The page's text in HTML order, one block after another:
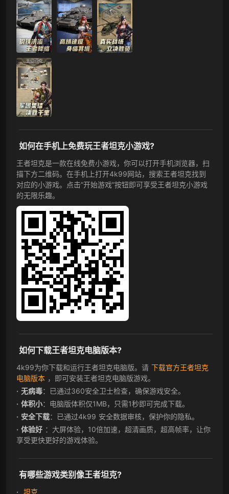
如何在手机上免费玩王者坦克小游戏?
王者坦克是一款在线免费小游戏，你可以打开手机浏览器，扫
描下方二维码。在手机上打开4k99网站，搜索王者坦克找到
对应的小游戏。点击”开始游戏”按钮即可享受王者坦克小游戏
的无限乐趣。
如何下载王者坦克电脑版本?
4k99为你下载和运行王者坦克电脑版。请 下载官方王者坦克
电脑版本 ，即可安装王者坦克电脑版游戏。
无病毒：已通过360安全卫士检查，确保游戏安全。
体积小：电脑版体积仅1MB，只需1秒即可完成下载。
安全下载：已通过4k99 安全数据审核，保护你的隐私。
体验好 ：大屏体验，10倍加速，超清画质，超高帧率，让你
享受更快更好的游戏体验。
有哪些游戏类别像王者坦克?
坦克